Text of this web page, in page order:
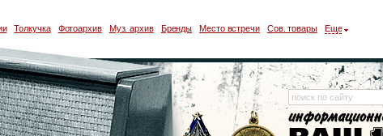
Толкучка Фотоархив Муз. архив Бренды Место встречи Сов. товары Еще